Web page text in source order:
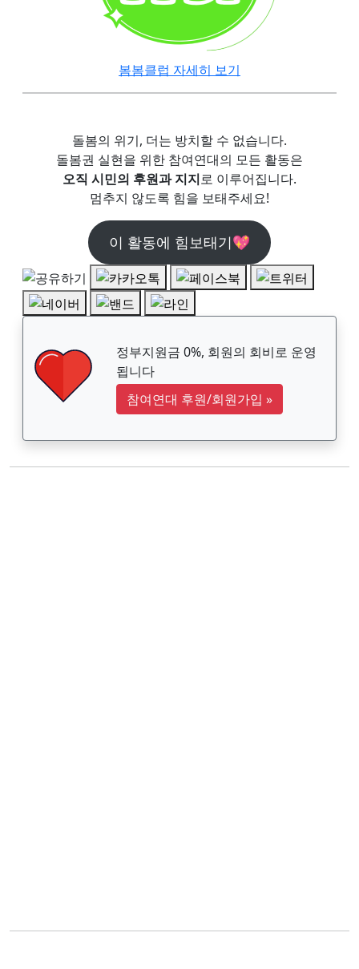
봄봄클럽 자세히 보기
돌봄의 위기, 더는 방치할 수 없습니다.
돌봄권 실현을 위한 참여연대의 모든 활동은
오직 시민의 후원과 지지로 이루어집니다.
멈추지 않도록 힘을 보태주세요!
이 활동에 힘보태기💖
정부지원금 0%, 회원의 회비로 운영
됩니다
참여연대 후원/회원가입 »